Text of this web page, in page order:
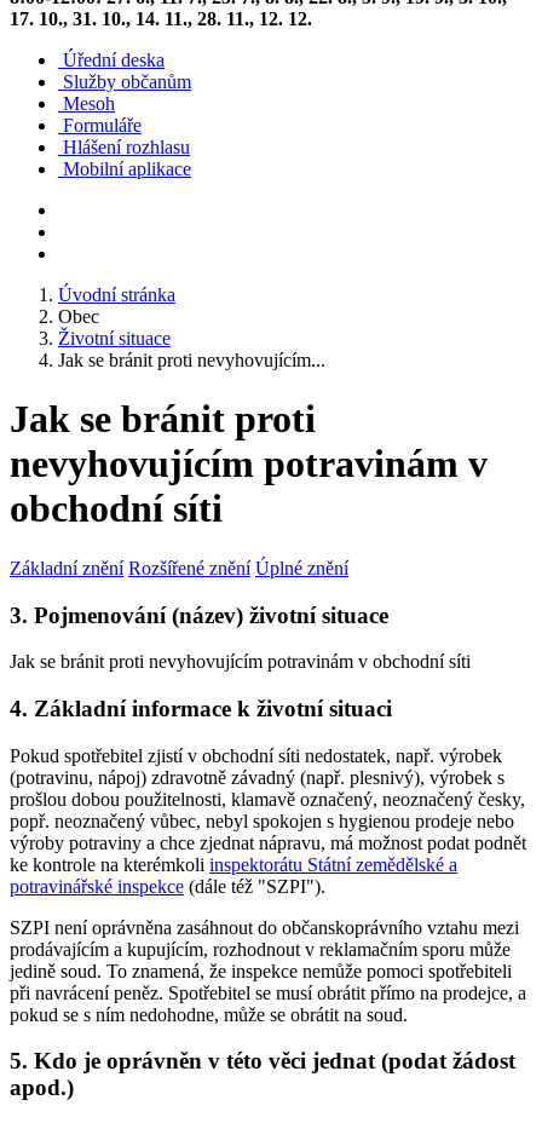
17. 10., 31. 10., 14. 11., 28. 11., 12. 12.
Úřední deska
Služby občanům
Mesoh
Formuláře
Hlášení rozhlasu
Mobilní aplikace
Úvodní stránka
Obec
Životní situace
Jak se bránit proti nevyhovujícím...
Jak se bránit proti
nevyhovujícím potravinám v
obchodní síti
Základní znění Rozšířené znění Úplné znění
3. Pojmenování (název) životní situace
Jak se bránit proti nevyhovujícím potravinám v obchodní síti
4. Základní informace k životní situaci
Pokud spotřebitel zjistí v obchodní síti nedostatek, např. výrobek
(potravinu, nápoj) zdravotně závadný (např. plesnivý), výrobek s
prošlou dobou použitelnosti, klamavě označený, neoznačený česky,
popř. neoznačený vůbec, nebyl spokojen s hygienou prodeje nebo
výroby potraviny a chce zjednat nápravu, má možnost podat podnět
ke kontrole na kterémkoli inspektorátu Státní zemědělské a
potravinářské inspekce (dále též "SZPI").
SZPI není oprávněna zasáhnout do občanskoprávního vztahu mezi
prodávajícím a kupujícím, rozhodnout v reklamačním sporu může
jedině soud. To znamená, že inspekce nemůže pomoci spotřebiteli
při navrácení peněz. Spotřebitel se musí obrátit přímo na prodejce, a
pokud se s ním nedohodne, může se obrátit na soud.
5. Kdo je oprávněn v této věci jednat (podat žádost
apod.)